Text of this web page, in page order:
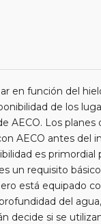
en función del
de los
AECO. Los planes
AECO antes del
es primordial
un requisito
está equipado
del
decide si se